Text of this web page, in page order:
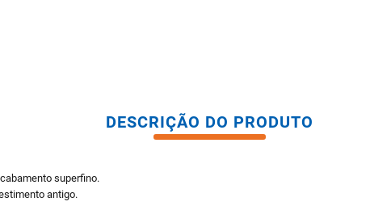
DESCRIÇÃO DO PRODUTO
superfino.
antigo.